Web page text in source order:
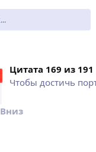
Цитата 169 из 191
Вниз